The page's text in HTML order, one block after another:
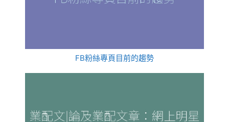
FB粉絲專頁目前的趨勢